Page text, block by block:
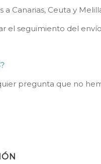
a Canarias, Ceuta y
el seguimiento del
pregunta que no